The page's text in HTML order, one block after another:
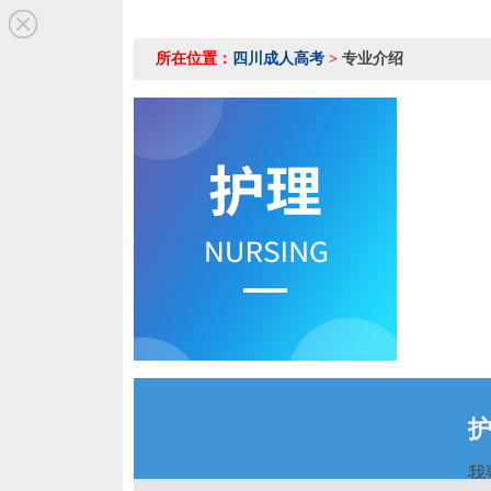
所在位置： 四川成人高考 > 专业介绍
我